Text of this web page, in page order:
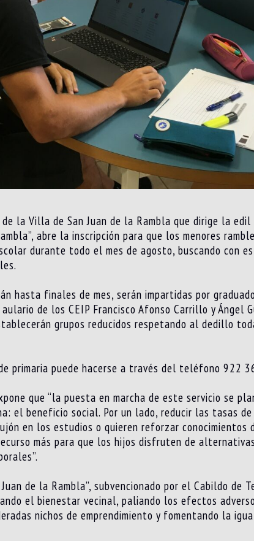
la Villa de San Juan de la Rambla que dirige la
abre la inscripción para que los menores
durante todo el mes de agosto, buscando con
hasta finales de mes, serán impartidas por
de los CEIP Francisco Afonso Carrillo y Ángel
grupos reducidos respetando al dedillo
primaria puede hacerse a través del teléfono 922
que “la puesta en marcha de este servicio se
el beneficio social. Por un lado, reducir las tasas
en los estudios o quieren reforzar conocimientos
más para que los hijos disfruten de
de la Rambla”, subvencionado por el Cabildo de
el bienestar vecinal, paliando los efectos
nichos de emprendimiento y fomentando la